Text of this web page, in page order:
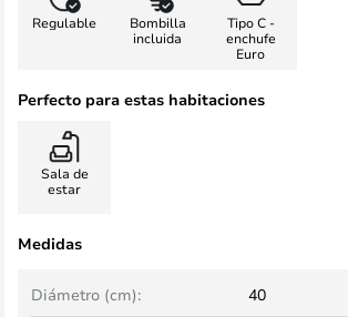
Regulable
Bombilla
incluida
Tipo C -
enchufe
Euro
Perfecto para estas habitaciones
Sala de
estar
Medidas
Diámetro (cm): 40